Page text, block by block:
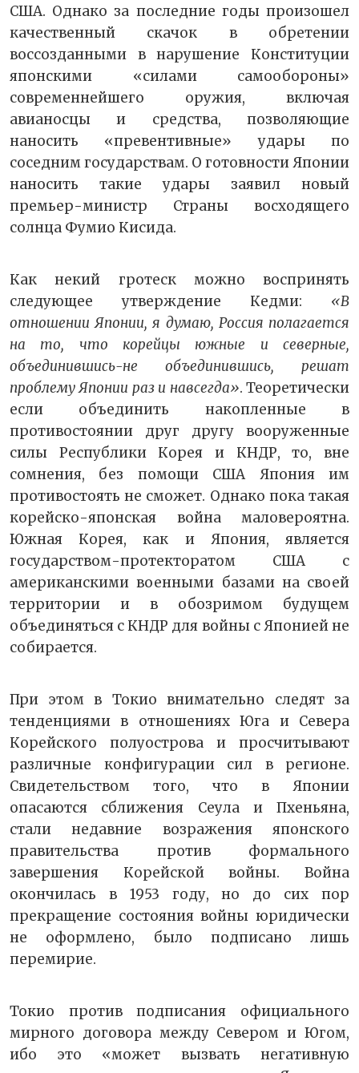
США. Однако за последние годы произошел
качественный скачок в обретении
воссозданными в нарушение Конституции
японскими «силами самообороны»
современнейшего оружия, включая
авианосцы и средства, позволяющие
наносить «превентивные» удары по
соседним государствам. О готовности Японии
наносить такие удары заявил новый
премьер-министр Страны восходящего
солнца Фумио Кисида.
Как некий гротеск можно воспринять
следующее утверждение Кедми: «В
отношении Японии, я думаю, Россия полагается
на то, что корейцы южные и северные,
объединившись-не объединившись, решат
проблему Японии раз и навсегда». Теоретически
если объединить накопленные в
противостоянии друг другу вооруженные
силы Республики Корея и КНДР, то, вне
сомнения, без помощи США Япония им
противостоять не сможет. Однако пока такая
корейско-японская война маловероятна.
Южная Корея, как и Япония, является
государством-протекторатом США с
американскими военными базами на своей
территории и в обозримом будущем
объединяться с КНДР для войны с Японией не
собирается.
При этом в Токио внимательно следят за
тенденциями в отношениях Юга и Севера
Корейского полуострова и просчитывают
различные конфигурации сил в регионе.
Свидетельством того, что в Японии
опасаются сближения Сеула и Пхеньяна,
стали недавние возражения японского
правительства против формального
завершения Корейской войны. Война
окончилась в 1953 году, но до сих пор
прекращение состояния войны юридически
не оформлено, было подписано лишь
перемирие.
Токио против подписания официального
мирного договора между Севером и Югом,
ибо это «может вызвать негативную